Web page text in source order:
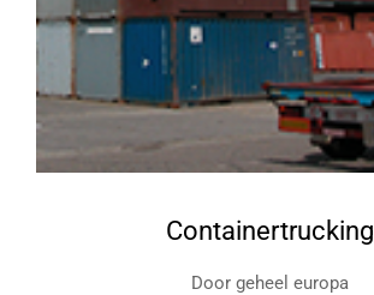
Containertrucking
Door geheel europa